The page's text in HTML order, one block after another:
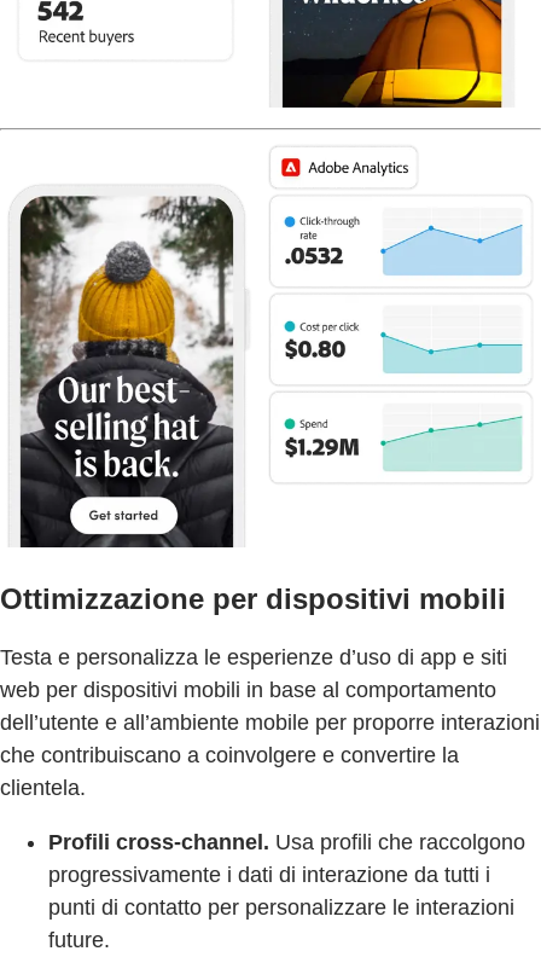
Ottimizzazione per dispositivi mobili
Testa e personalizza le esperienze d’uso di app e siti
web per dispositivi mobili in base al comportamento
dell’utente e all’ambiente mobile per proporre interazioni
che contribuiscano a coinvolgere e convertire la
clientela.
Profili cross-channel. Usa profili che raccolgono
progressivamente i dati di interazione da tutti i
punti di contatto per personalizzare le interazioni
future.